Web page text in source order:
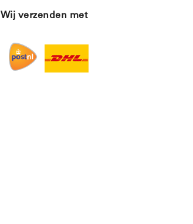
Wij verzenden met